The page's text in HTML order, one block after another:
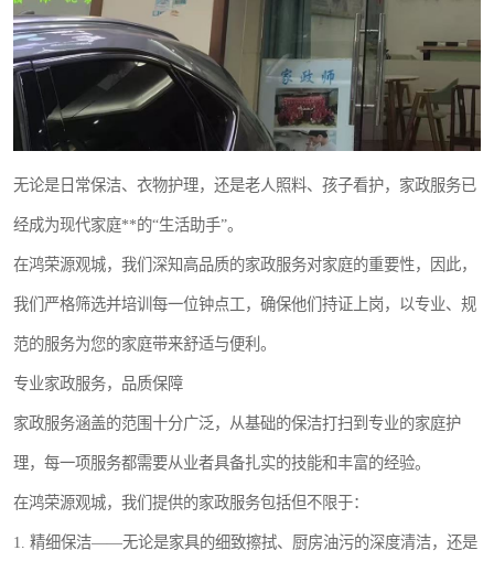
无论是日常保洁、衣物护理，还是老人照料、孩子看护，家政服务已
经成为现代家庭**的“生活助手”。
在鸿荣源观城，我们深知高品质的家政服务对家庭的重要性，因此，
我们严格筛选并培训每一位钟点工，确保他们持证上岗，以专业、规
范的服务为您的家庭带来舒适与便利。
专业家政服务，品质保障
家政服务涵盖的范围十分广泛，从基础的保洁打扫到专业的家庭护
理，每一项服务都需要从业者具备扎实的技能和丰富的经验。
在鸿荣源观城，我们提供的家政服务包括但不限于：
1. 精细保洁——无论是家具的细致擦拭、厨房油污的深度清洁，还是